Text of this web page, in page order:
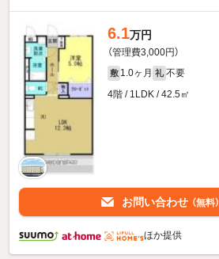
6.1万円
（管理費3,000円）
敷 1.0ヶ月 礼 不要
4階 / 1LDK / 42.5㎡
お問い合わせ （無料）
ほか提供